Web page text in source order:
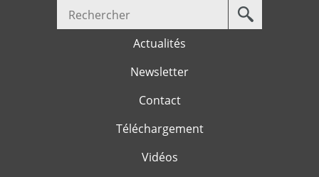
Jump to navigation
Votre
recherche
Actualités
Newsletter
Contact
Téléchargement
Vidéos